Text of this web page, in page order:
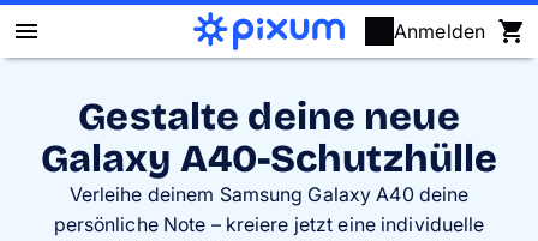
Anmelden
Fotos
Wandbilder
Gestalte deine neue
Galaxy A40-Schutzhülle
Verleihe deinem Samsung Galaxy A40 deine
persönliche Note – kreiere jetzt eine individuelle